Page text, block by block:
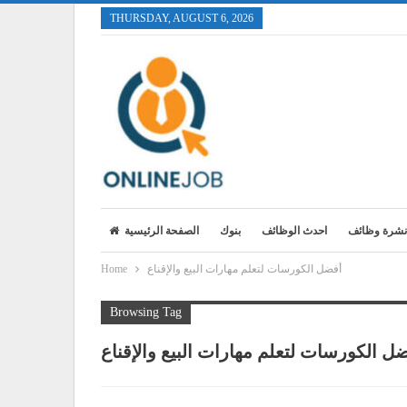
THURSDAY, AUGUST 6, 2026
الصفحة الرئيسية بنوك احدث الوظائف نشرة وظائف
Home أفضل الكورسات لتعلم مهارات البيع والإقناع
Browsing Tag
الكورسات لتعلم مهارات البيع والإقناع